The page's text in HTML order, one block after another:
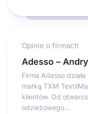
Opinie o firmach
Adesso –
Firma Adesso
marką TXM
klientów. Od
odzieżowego...